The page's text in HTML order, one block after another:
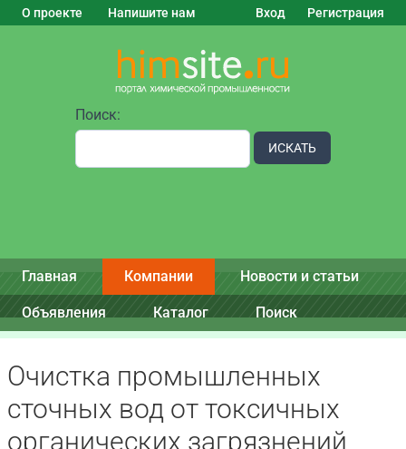
О проекте Напишите нам Вход Регистрация
Поиск:
ИСКАТЬ
Главная Компании Новости и статьи
Объявления Каталог Поиск
Очистка промышленных
сточных вод от токсичных
органических загрязнений